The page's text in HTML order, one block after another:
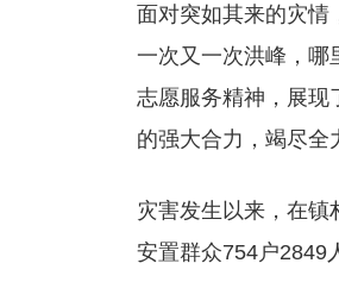
面对突如其来的灾情
一次又一次洪峰，哪
志愿服务精神，展现
的强大合力，竭尽全
灾害发生以来，在
安置群众754户2849